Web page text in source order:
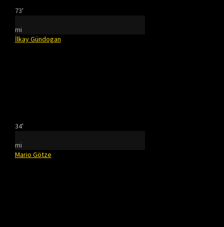
73'
mi
İlkay Gündogan
34'
mi
Mario Götze